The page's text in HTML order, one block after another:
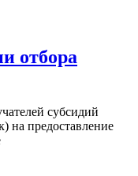
отбора
субсидий
на предоставление